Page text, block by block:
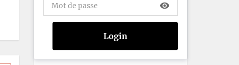
visibility